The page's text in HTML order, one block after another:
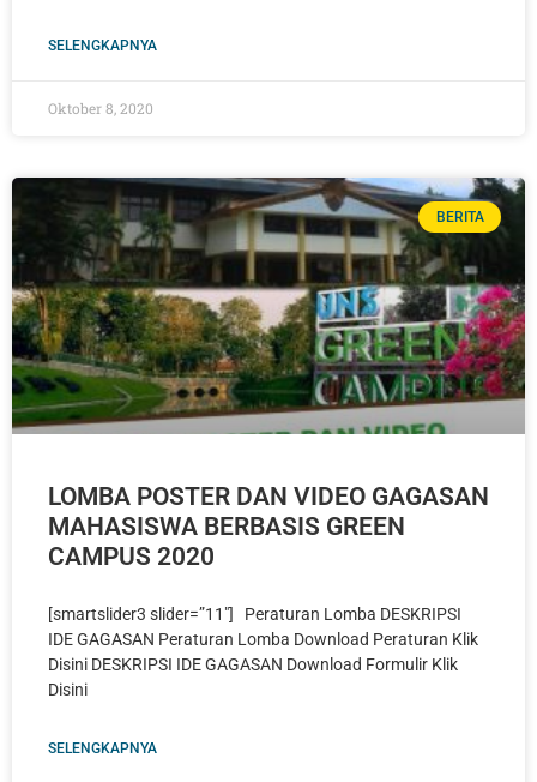
SELENGKAPNYA
Oktober 8, 2020
BERITA
LOMBA POSTER DAN VIDEO GAGASAN
MAHASISWA BERBASIS GREEN
CAMPUS 2020
[smartslider3 slider=”11″] Peraturan Lomba DESKRIPSI
IDE GAGASAN Peraturan Lomba Download Peraturan Klik
Disini DESKRIPSI IDE GAGASAN Download Formulir Klik
Disini
SELENGKAPNYA